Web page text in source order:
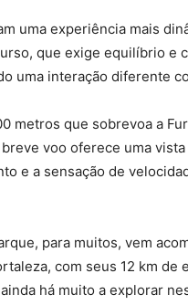
uma experiência mais
que exige equilíbrio e
uma interação diferente
metros que sobrevoa a
voo oferece uma
e a sensação de
para muitos, vem
com seus 12 km
há muito a explorar